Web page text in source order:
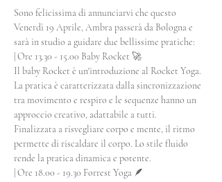
Sono felicissima di annunciarvi che questo
Venerdì 19 Aprile, Ambra passerà da Bologna e
sarà in studio a guidare due bellissime pratiche:
| Ore 13.30 - 15.00 Baby Rocket 🚀
Il baby Rocket è un'introduzione al Rocket Yoga.
La pratica è caratterizzata dalla sincronizzazione
tra movimento e respiro e le sequenze hanno un
approccio creativo, adattabile a tutti.
Finalizzata a risvegliare corpo e mente, il ritmo
permette di riscaldare il corpo. Lo stile fluido
rende la pratica dinamica e potente.
| Ore 18.00 - 19.30 Forrest Yoga 🪶